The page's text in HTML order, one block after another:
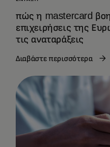
πώς η mastercard
επιχειρήσεις της
τις αναταράξεις
Διαβάστε περισσότερα